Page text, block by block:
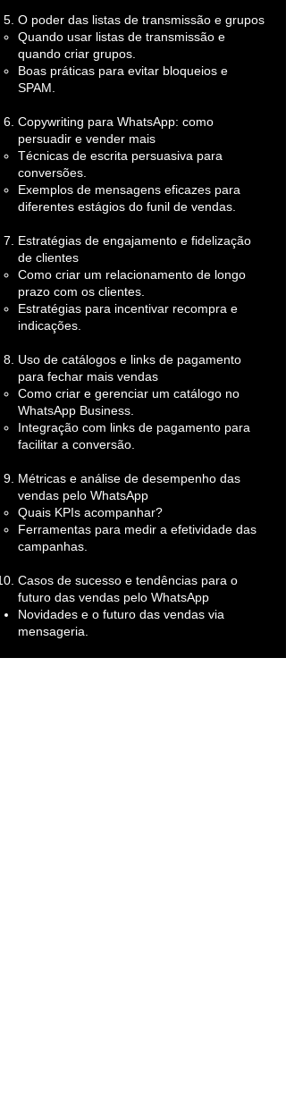
O poder das listas de transmissão e grupos
Quando usar listas de transmissão e
quando criar grupos.
Boas práticas para evitar bloqueios e
SPAM.
Copywriting para WhatsApp: como
persuadir e vender mais
Técnicas de escrita persuasiva para
conversões.
Exemplos de mensagens eficazes para
diferentes estágios do funil de vendas.
Estratégias de engajamento e fidelização
de clientes
Como criar um relacionamento de longo
prazo com os clientes.
Estratégias para incentivar recompra e
indicações.
Uso de catálogos e links de pagamento
para fechar mais vendas
Como criar e gerenciar um catálogo no
WhatsApp Business.
Integração com links de pagamento para
facilitar a conversão.
Métricas e análise de desempenho das
vendas pelo WhatsApp
Quais KPIs acompanhar?
Ferramentas para medir a efetividade das
campanhas.
Casos de sucesso e tendências para o
futuro das vendas pelo WhatsApp
Novidades e o futuro das vendas via
mensageria.